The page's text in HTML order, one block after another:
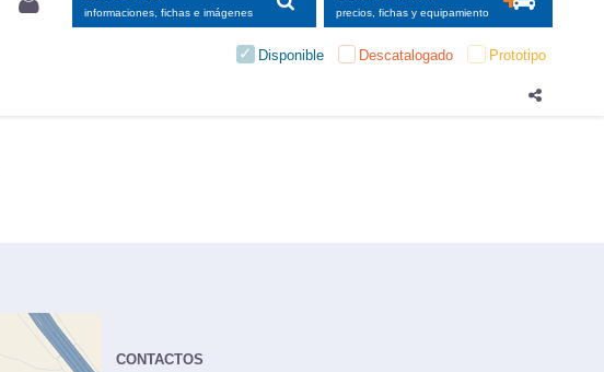
informaciones, fichas e imágenes precios, fichas y equipamiento
Disponible Descatalogado Prototipo
CONTACTOS